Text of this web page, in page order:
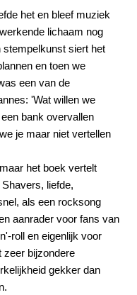
het en bleef muziek
lichaam nog
stempelkunst siert het
en toen we
een van de
'Wat willen we
bank overvallen
je maar niet vertellen
het boek vertelt
liefde,
als een rocksong
aanrader voor fans van
roll en eigenlijk voor
zeer bijzondere
gekker dan